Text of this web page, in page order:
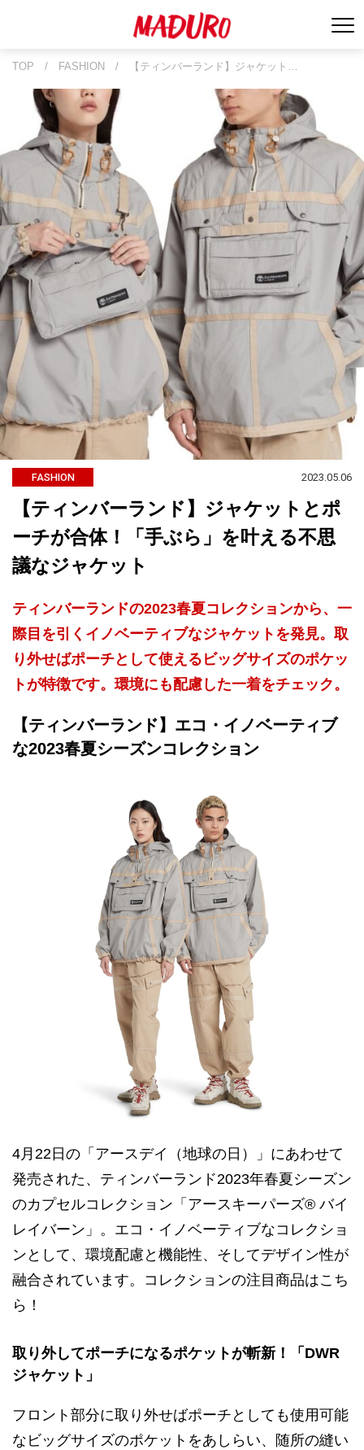
TOP / FASHION / 【ティンバーランド】ジャケット…
FASHION 2023.05.06
【ティンバーランド】ジャケットとポ
ーチが合体！「手ぶら」を叶える不思
議なジャケット
ティンバーランドの2023春夏コレクションから、一
際目を引くイノベーティブなジャケットを発見。取
り外せばポーチとして使えるビッグサイズのポケッ
トが特徴です。環境にも配慮した一着をチェック。
【ティンバーランド】エコ・イノベーティブ
な2023春夏シーズンコレクション
4月22日の「アースデイ（地球の日）」にあわせて
発売された、ティンバーランド2023年春夏シーズン
のカプセルコレクション「アースキーパーズ® バイ
レイバーン」。エコ・イノベーティブなコレクショ
ンとして、環境配慮と機能性、そしてデザイン性が
融合されています。コレクションの注目商品はこち
ら！
取り外してポーチになるポケットが斬新！「DWR
ジャケット」
フロント部分に取り外せばポーチとしても使用可能
なビッグサイズのポケットをあしらい、随所の縫い